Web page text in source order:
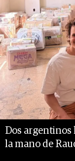
Dos
la mano de